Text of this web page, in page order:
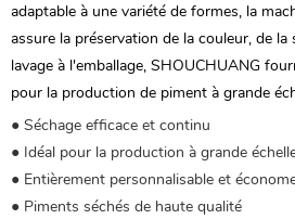
adaptable à une variété de formes, la
assure la préservation de la couleur, de la
lavage à l'emballage, SHOUCHUANG
pour la production de piment à grande
● Séchage efficace et continu
● Idéal pour la production à grande
● Entièrement personnalisable et
● Piments séchés de haute qualité